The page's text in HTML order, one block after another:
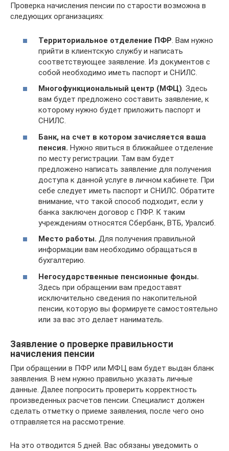
Проверка начисления пенсии по старости возможна в
следующих организациях:
Территориальное отделение ПФР. Вам нужно
прийти в клиентскую службу и написать
соответствующее заявление. Из документов с
собой необходимо иметь паспорт и СНИЛС.
Многофункциональный центр (МФЦ). Здесь
вам будет предложено составить заявление, к
которому нужно будет приложить паспорт и
СНИЛС.
Банк, на счет в котором зачисляется ваша
пенсия. Нужно явиться в ближайшее отделение
по месту регистрации. Там вам будет
предложено написать заявление для получения
доступа к данной услуге в личном кабинете. При
себе следует иметь паспорт и СНИЛС. Обратите
внимание, что такой способ подходит, если у
банка заключен договор с ПФР. К таким
учреждениям относятся Сбербанк, ВТБ, Уралсиб.
Место работы. Для получения правильной
информации вам необходимо обращаться в
бухгалтерию.
Негосударственные пенсионные фонды.
Здесь при обращении вам предоставят
исключительно сведения по накопительной
пенсии, которую вы формируете самостоятельно
или за вас это делает наниматель.
Заявление о проверке правильности
начисления пенсии
При обращении в ПФР или МФЦ вам будет выдан бланк
заявления. В нем нужно правильно указать личные
данные. Далее попросить проверить корректность
произведенных расчетов пенсии. Специалист должен
сделать отметку о приеме заявления, после чего оно
отправляется на рассмотрение.
На это отводится 5 дней. Вас обязаны уведомить о